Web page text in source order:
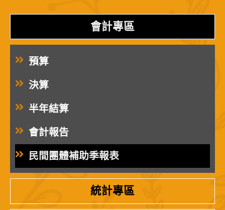
會計專區
預算
決算
半年結算
會計報告
民間團體補助季報表
統計專區